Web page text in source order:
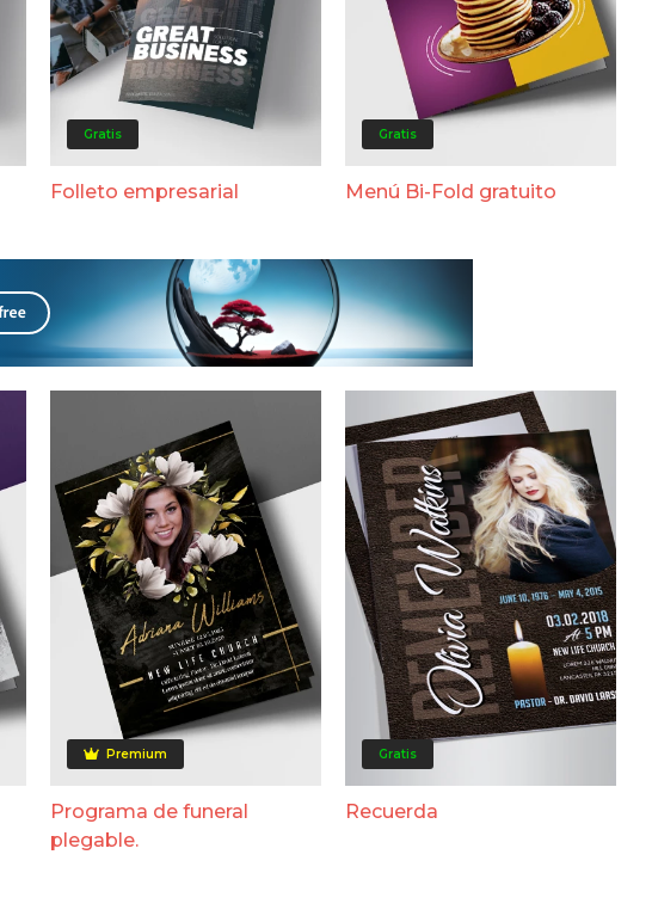
Gratis
Folleto empresarial
Gratis
Menú Bi-Fold gratuito
Premium
Programa de funeral
plegable.
Gratis
Recuerda